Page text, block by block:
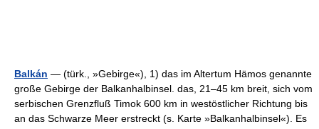
Balkán — (türk., »Gebirge«), 1) das im Altertum Hämos genannte
große Gebirge der Balkanhalbinsel. das, 21–45 km breit, sich vom
serbischen Grenzfluß Timok 600 km in westöstlicher Richtung bis
an das Schwarze Meer erstreckt (s. Karte »Balkanhalbinsel«). Es